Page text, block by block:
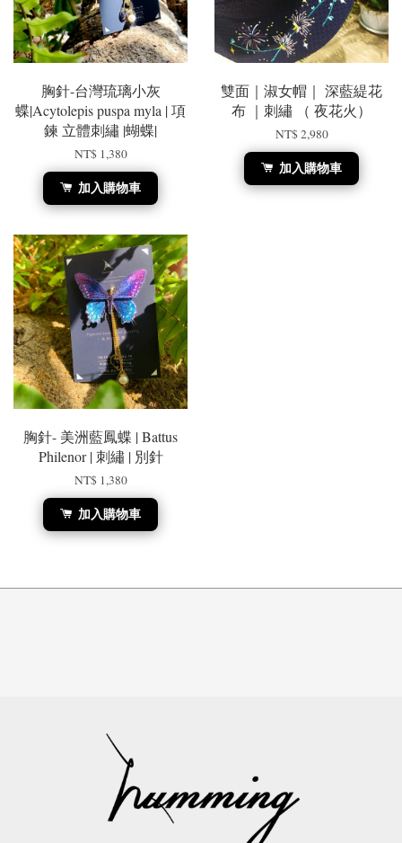
胸針-台灣琉璃小灰
蝶|Acytolepis puspa myla | 項
鍊 立體刺繡 |蝴蝶|
NT$ 1,380
加入購物車
雙面｜淑女帽｜ 深藍緹花
布 ｜刺繡 （ 夜花火）
NT$ 2,980
加入購物車
胸針- 美洲藍鳳蝶 | Battus
Philenor | 刺繡 | 別針
NT$ 1,380
加入購物車